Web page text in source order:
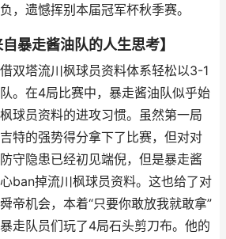
，遗憾挥别本届冠军杯秋季赛。
暴走酱油队的人生思考】
双塔流川枫球员资料体系轻松以3-1
。在4局比赛中，暴走酱油队似乎始
球员资料的进攻习惯。虽然第一局
特的强势得分拿下了比赛，但对对
守隐患已经初见端倪，但是暴走酱
ban掉流川枫球员资料。这也给了对
帝机会，本着“只要你敢放我就敢拿”
走队员们玩了4局石头剪刀布。他的